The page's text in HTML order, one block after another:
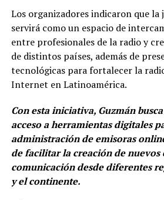
Los organizadores indicaron que la
servirá como un espacio de
entre profesionales de la radio y
de distintos países, además de
tecnológicas para fortalecer la
Internet en Latinoamérica.
Con esta iniciativa, Guzmán
acceso a herramientas digitales
administración de emisoras
de facilitar la creación de nuevos
comunicación desde diferentes
y el continente.